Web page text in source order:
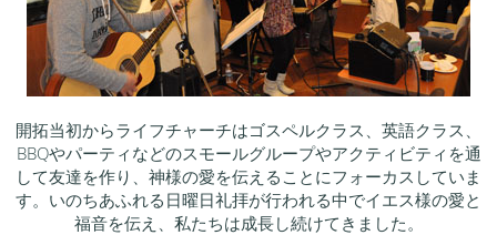
開拓当初からライフチャーチはゴスペルクラス、英語クラス、
BBQやパーティなどのスモールグループやアクティビティを通
して友達を作り、神様の愛を伝えることにフォーカスしていま
す。いのちあふれる日曜日礼拝が行われる中でイエス様の愛と
福音を伝え、私たちは成長し続けてきました。